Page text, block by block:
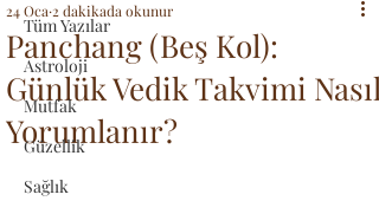
Tüm Yazılar
Astroloji
Mutfak
Güzellik
Sağlık
Panchang (Beş Kol):
Günlük Vedik Takvimi Nasıl
Yorumlanır?
24 Oca 2 dakikada okunur